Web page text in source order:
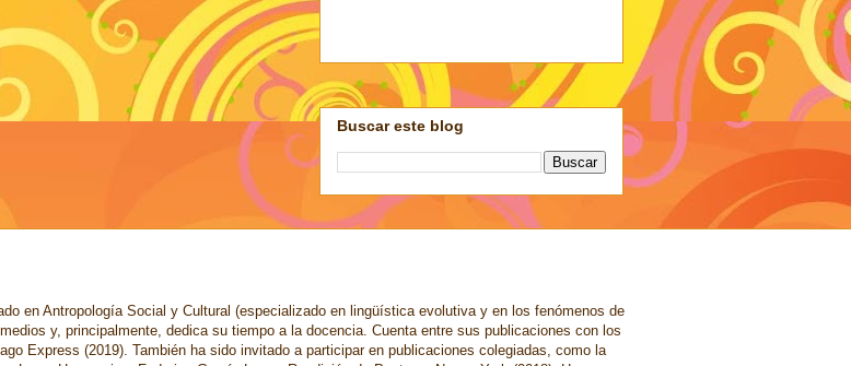
Buscar este blog
en Antropología Social y Cultural (especializado en lingüística evolutiva y en los fenómenos de
y, principalmente, dedica su tiempo a la docencia. Cuenta entre sus publicaciones con los
Express (2019). También ha sido invitado a participar en publicaciones colegiadas, como la